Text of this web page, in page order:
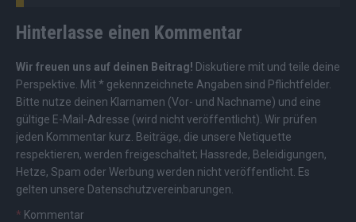
Hinterlasse einen Kommentar
Wir freuen uns auf deinen Beitrag! Diskutiere mit und teile deine
Perspektive. Mit * gekennzeichnete Angaben sind Pflichtfelder.
Bitte nutze deinen Klarnamen (Vor- und Nachname) und eine
gültige E-Mail-Adresse (wird nicht veröffentlicht). Wir prüfen
jeden Kommentar kurz. Beiträge, die unsere Netiquette
respektieren, werden freigeschaltet; Hassrede, Beleidigungen,
Hetze, Spam oder Werbung werden nicht veröffentlicht. Es
gelten unsere Datenschutzvereinbarungen
* Kommentar